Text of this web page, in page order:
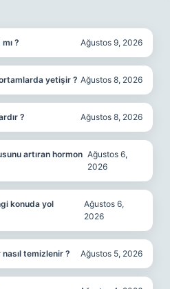
? Ağustos 9, 2026
yetişir ? Ağustos 8, 2026
? Ağustos 8, 2026
artıran hormon Ağustos 6,
2026
konuda yol
Ağustos 6,
2026
temizlenir ? Ağustos 5, 2026